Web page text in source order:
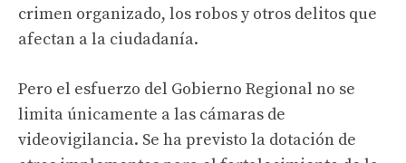
crimen organizado, los robos y otros delitos que
afectan a la ciudadanía.
Pero el esfuerzo del Gobierno Regional no se
limita únicamente a las cámaras de
videovigilancia. Se ha previsto la dotación de